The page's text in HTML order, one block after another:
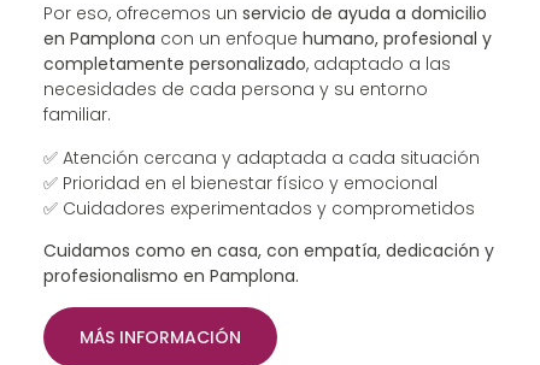
Por eso, ofrecemos un servicio de ayuda a domicilio
en Pamplona con un enfoque humano, profesional y
completamente personalizado, adaptado a las
necesidades de cada persona y su entorno
familiar.
✅ Atención cercana y adaptada a cada situación
✅ Prioridad en el bienestar físico y emocional
✅ Cuidadores experimentados y comprometidos
Cuidamos como en casa, con empatía, dedicación y
profesionalismo en Pamplona.
MÁS INFORMACIÓN